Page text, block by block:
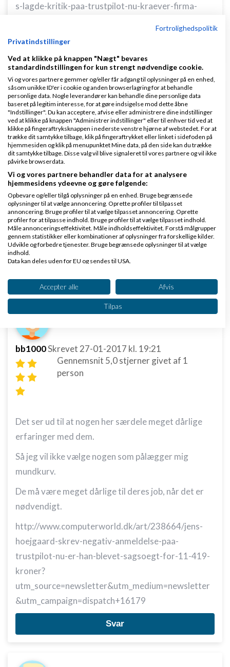
s-lagde-kritik-paa-trustpilot-nu-kraever-firma-
endnuen1Skrevet30-11-2016kl. 18:42
Forresten @Hvidevarerep.dk: Prøv at udnytte
situationen og få noglelinkspå de her historier.
Ofte kræver det ikke mere end et opkald eller en
email til journalisten.
bb1000Skrevet 27-01-2017 kl. 19:21
Gennemsnit 5,0stjerner givet af 1
person
Det ser ud til at nogen her særdele meget dårlige
erfaringer med dem.
Så jeg vil ikke vælge nogen som pålægger mig
mundkurv.
De må være meget dårlige til deres job, når det er
nødvendigt.
http://www.computerworld.dk/art/238664/jens-
hoejgaard-skrev-negativ-anmeldelse-paa-
trustpilot-nu-er-han-blevet-sagsoegt-for-11-419-
kroner?
utm_source=newsletter&utm_medium=newsletter
&utm_campaign=dispatch+16179
Svar
Fortrolighedspolitik
Privatindstillinger
Ved at klikke på knappen "Nægt" bevares
standardindstillingen for kun strengt nødvendige cookie.
Vi og vores partnere gemmer og/eller får adgang til oplysninger på en enhed,
såsom unikke ID'er i cookie og anden browserlagring for at behandle
personlige data. Nogle leverandører kan behandle dine personlige data
baseret på legitim interesse, for at gøre indsigelse mod dette åbne
"Indstillinger". Du kan acceptere, afvise eller administrere dine indstillinger
ved at klikke på knappen "Administrer indstillinger" eller til enhver tid ved at
klikke på fingeraftryksknappen i nederste venstre hjørne af webstedet. For at
trække dit samtykke tilbage, klik på fingeraftrykket eller linket i sidefoden på
hjemmesiden og klik på menupunktet Mine data, på den side kan du trække
dit samtykke tilbage. Disse valg vil blive signaleret til vores partnere og vil ikke
påvirke browserdata.
Vi og vores partnere behandler data for at analysere
hjemmesidens ydeevne og gøre følgende:
Opbevare og/eller tilgå oplysninger på en enhed. Bruge begrænsede
oplysninger til at vælge annoncering. Oprette profiler til tilpasset
annoncering. Bruge profiler til at vælge tilpasset annoncering. Oprette
profiler for at tilpasse indhold. Bruge profiler til at vælge tilpasset indhold.
Måle annonceringseffektivitet. Måle indholdseffektivitet. Forstå målgrupper
gennem statistikker eller kombinationer af oplysninger fra forskellige kilder.
Udvikle og forbedre tjenester. Bruge begrænsede oplysninger til at vælge
indhold.
Data kan deles uden for EU og sendes til USA.
Se partnerliste (2 IAB-leverandører)
Vi bruger dine data til følgende formål:
IAB's behandlingsformål:
Opbevare og/eller tilgå oplysninger på en
enhed
Bruge begrænsede oplysninger til at vælge
annoncering
Oprette profiler til tilpasset annoncering
annoncering
Oprette profiler for at tilpasse indhold
Bruge profiler til at vælge tilpasset indhold
Måle indholdseffektivitet
Forstå målgrupper gennem statistikker eller
kombinationer af oplysninger fra forskellige
kilder
Udvikle og forbedre tjenester
Bruge begrænsede oplysninger til at vælge
indhold
IAB Special Features:
Bruge præcise geografiske
anmodede oplysninger
Accepter alle Afvis
Tilpas